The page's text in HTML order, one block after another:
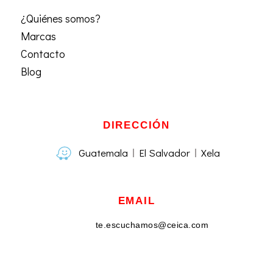
¿Quiénes somos?
Marcas
Contacto
Blog
DIRECCIÓN
Guatemala El Salvador Xela
EMAIL
te.escuchamos@ceica.com